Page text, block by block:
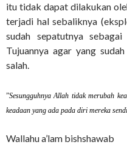
itu tidak dapat dilakukan
terjadi hal sebaliknya
sudah sepatutnya
Tujuannya agar yang
salah.
”Sesungguhnya Allah tidak merubah
keadaan yang ada pada diri mereka
Wallahu a’lam bishshawab